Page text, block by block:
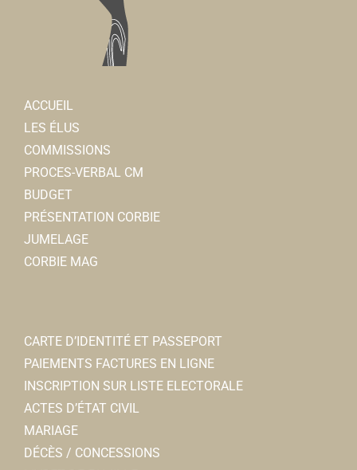
ACCUEIL
LES ÉLUS
COMMISSIONS
PROCES-VERBAL CM
BUDGET
PRÉSENTATION CORBIE
JUMELAGE
CORBIE MAG
CARTE D’IDENTITÉ ET PASSEPORT
PAIEMENTS FACTURES EN LIGNE
INSCRIPTION SUR LISTE ELECTORALE
ACTES D’ÉTAT CIVIL
MARIAGE
DÉCÈS / CONCESSIONS